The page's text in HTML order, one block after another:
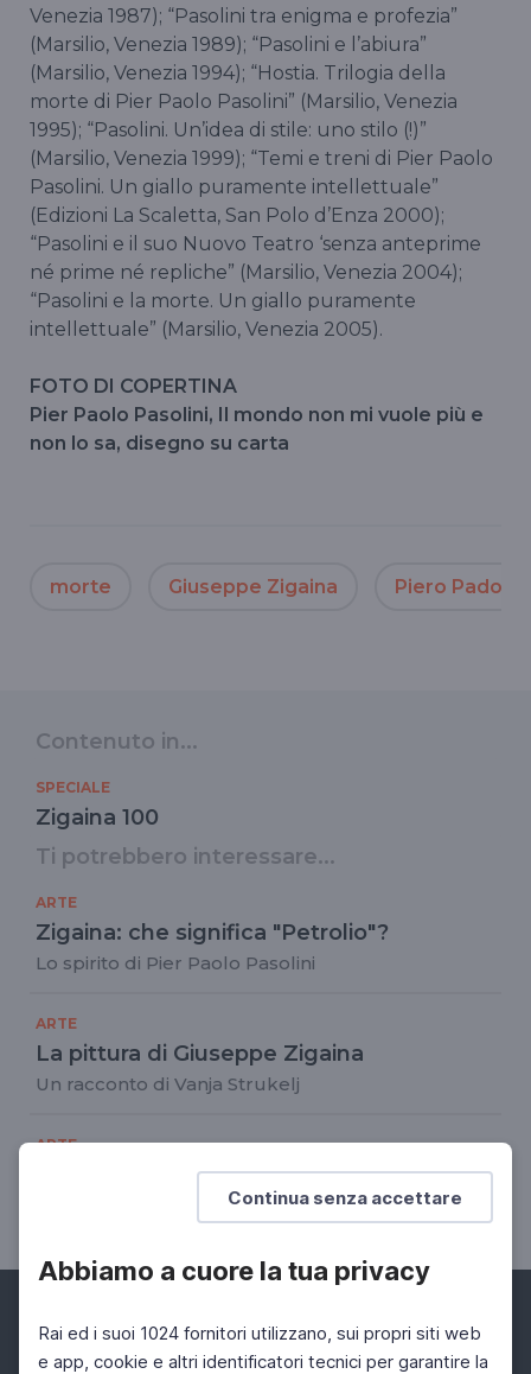
Continua senza accettare
Abbiamo a cuore la tua privacy
Rai ed i suoi 1024 fornitori utilizzano, sui propri siti web
e app, cookie e altri identificatori tecnici per garantire la
Venezia 1987); “Pasolini tra enigma e profezia”
(Marsilio, Venezia 1989); “Pasolini e l’abiura”
(Marsilio, Venezia 1994); “Hostia. Trilogia della
morte di Pier Paolo Pasolini” (Marsilio, Venezia
1995); “Pasolini. Un’idea di stile: uno stilo (!)”
(Marsilio, Venezia 1999); “Temi e treni di Pier Paolo
Pasolini. Un giallo puramente intellettuale”
(Edizioni La Scaletta, San Polo d’Enza 2000);
“Pasolini e il suo Nuovo Teatro ‘senza anteprime
né prime né repliche” (Marsilio, Venezia 2004);
“Pasolini e la morte. Un giallo puramente
intellettuale” (Marsilio, Venezia 2005).
FOTO DI COPERTINA
Pier Paolo Pasolini, Il mondo non mi vuole più e
non lo sa, disegno su carta
morte Giuseppe Zigaina Piero
Contenuto in...
SPECIALE
Zigaina 100
Ti potrebbero interessare...
ARTE
Zigaina: che significa "Petrolio"?
Lo spirito di Pier Paolo Pasolini
ARTE
La pittura di Giuseppe Zigaina
Un racconto di Vanja Strukelj
ARTE
Zigaina e la poesia di Pasolini
Zigaina e la poesia di Pasolini